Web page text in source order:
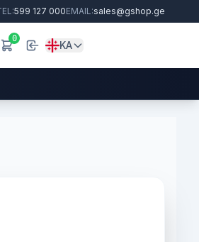
599 127 000EMAIL:sales@gshop.ge
0
KA